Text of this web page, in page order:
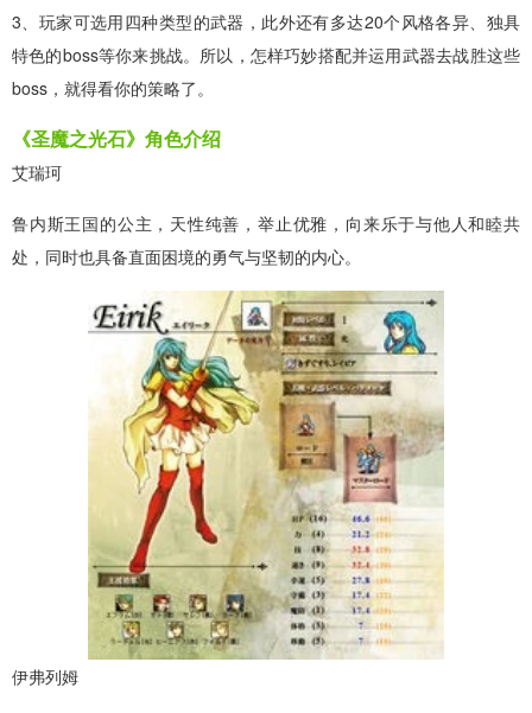
3、玩家可选用四种类型的武器，此外还有多达20个风格各异、独具
特色的boss等你来挑战。所以，怎样巧妙搭配并运用武器去战胜这些
boss，就得看你的策略了。
《圣魔之光石》角色介绍
艾瑞珂
鲁内斯王国的公主，天性纯善，举止优雅，向来乐于与他人和睦共
处，同时也具备直面困境的勇气与坚韧的内心。
伊弗列姆